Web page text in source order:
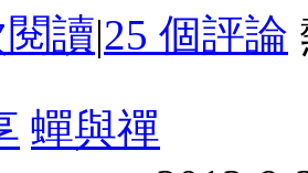
閱讀|25 個評論
蟬與禪